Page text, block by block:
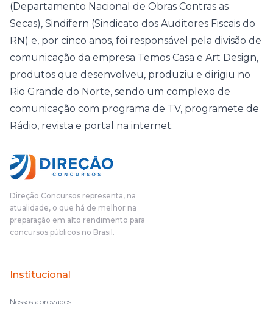
(Departamento Nacional de Obras Contras as
Secas), Sindifern (Sindicato dos Auditores Fiscais do
RN) e, por cinco anos, foi responsável pela divisão de
comunicação da empresa Temos Casa e Art Design,
produtos que desenvolveu, produziu e dirigiu no
Rio Grande do Norte, sendo um complexo de
comunicação com programa de TV, programete de
Rádio, revista e portal na internet.
Direção Concursos representa, na
atualidade, o que há de melhor na
preparação em alto rendimento para
concursos públicos no Brasil.
Institucional
Nossos aprovados